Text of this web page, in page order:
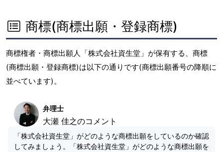
商標(商標出願・登録商標)
商標権者・商標出願人「株式会社資生堂」が保有する、商標
(商標出願・登録商標)は以下の通りです(商標出願番号の降順に
並べています)。
弁理士
大瀬 佳之のコメント
「株式会社資生堂」がどのような商標出願をしているのか確認
してみましょう。「株式会社資生堂」がどのような商標出願を